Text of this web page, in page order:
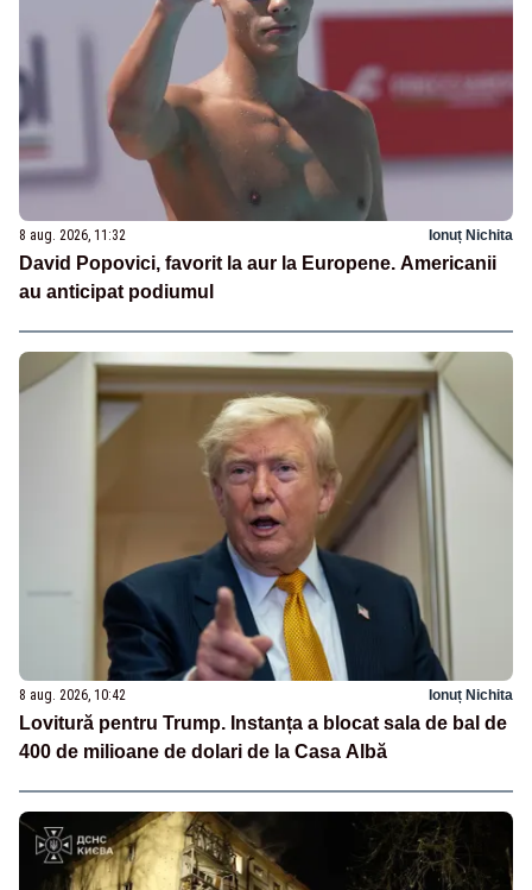
8 aug. 2026, 11:32 Ionuț Nichita
David Popovici, favorit la aur la Europene. Americanii
au anticipat podiumul
8 aug. 2026, 10:42 Ionuț Nichita
Lovitură pentru Trump. Instanța a blocat sala de bal de
400 de milioane de dolari de la Casa Albă